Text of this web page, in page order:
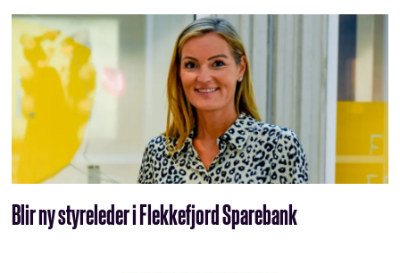
Blir ny styreleder i Flekkefjord Sparebank